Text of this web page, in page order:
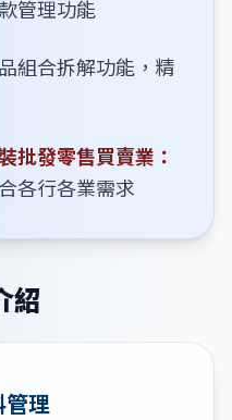
管理功能
組合拆解功能，精
批發零售買賣業：
各行各業需求
紹
理